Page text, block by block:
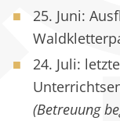
25. Juni:
24. Juli:
(Betreuung